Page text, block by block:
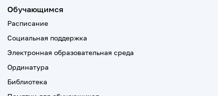
Обучающимся
Расписание
Социальная поддержка
Электронная образовательная среда
Ординатура
Библиотека